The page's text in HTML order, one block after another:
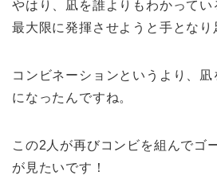
やはり、凪を誰よりもわかってい
最大限に発揮させようと手となり
コンビネーションというより、
になったんですね。
この2人が再びコンビを組んでゴ
が見たいです！